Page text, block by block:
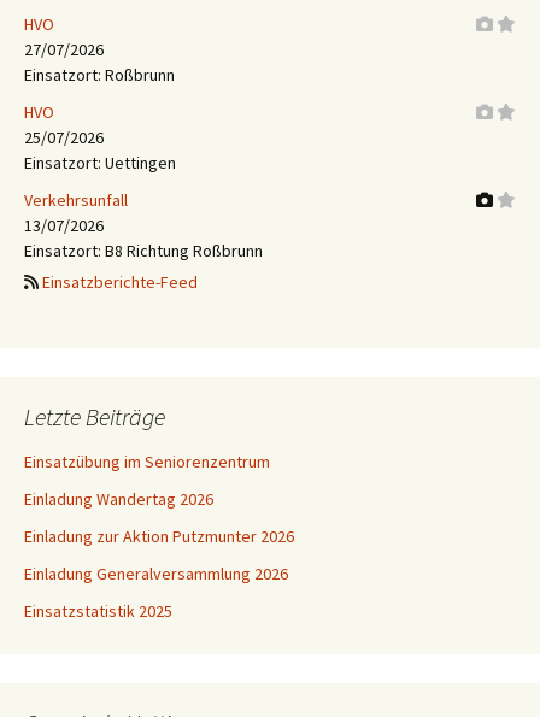
HVO
27/07/2026
Einsatzort: Roßbrunn
HVO
25/07/2026
Einsatzort: Uettingen
Verkehrsunfall
13/07/2026
Einsatzort: B8 Richtung Roßbrunn
Einsatzberichte-Feed
Letzte Beiträge
Einsatzübung im Seniorenzentrum
Einladung Wandertag 2026
Einladung zur Aktion Putzmunter 2026
Einladung Generalversammlung 2026
Einsatzstatistik 2025